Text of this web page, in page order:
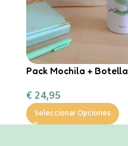
Pack Mochila + Botella
personalizable
€ 24,95
Seleccionar Opciones